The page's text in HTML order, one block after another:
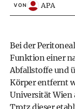
VON APA
Bei der
Funktion einer
Abfallstoffe und
Körper entfernt
Universität Wien
Trotz dieser